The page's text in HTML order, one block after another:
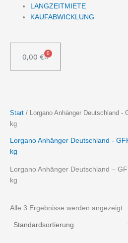
LANGZEITMIETE
KAUFABWICKLUNG
0,00 € 0
WARENKORB
Start / Lorgano Anhänger Deutschland -
kg
Lorgano Anhänger Deutschland -
kg
Lorgano Anhänger Deutschland –
kg
Alle 3 Ergebnisse werden angezeigt